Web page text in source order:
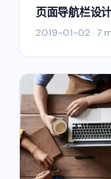
页面导航栏设
2019-01-02 ·7